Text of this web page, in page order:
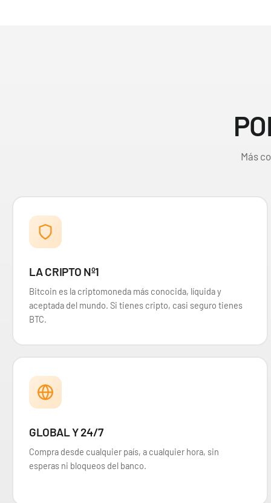
Desde29,90 €
Más
LA CRIPTO Nº1
Bitcoin es la criptomoneda más conocida, líquida y
aceptada del mundo. Si tienes cripto, casi seguro tienes
BTC.
GLOBAL Y 24/7
Compra desde cualquier país, a cualquier hora, sin
esperas ni bloqueos del banco.